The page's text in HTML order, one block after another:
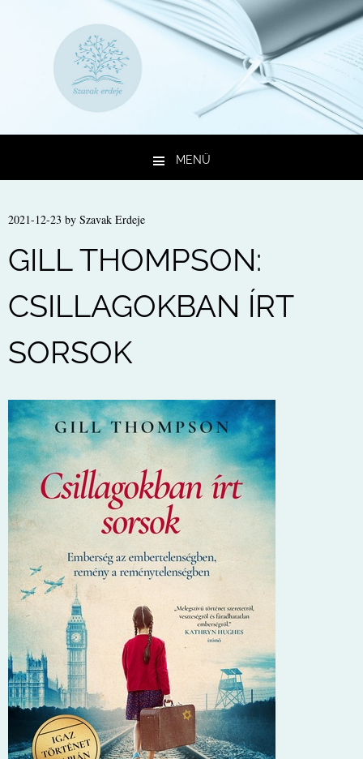
MENÜ
2021-12-23 by Szavak Erdeje
GILL THOMPSON:
CSILLAGOKBAN ÍRT
SORSOK